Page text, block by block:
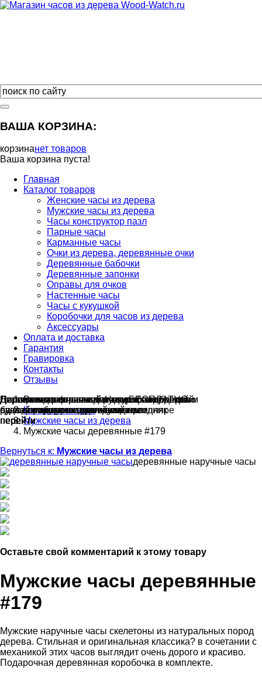
ВАША КОРЗИНА:
корзинанет товаров
Ваша корзина пуста!
Главная
Каталог товаров
Женские часы из дерева
Мужские часы из дерева
Часы конструктор пазл
Парные часы
Карманные часы
Очки из дерева, деревянные очки
Деревянные бабочки
Деревянные запонки
Оправы для очков
Настенные часы
Часы с кукушкой
Коробочки для часов из дерева
Аксессуары
Оплата и доставка
Гарантия
Гравировка
Контакты
Отзывы
Гравировка на часахобычнаяБЕСПЛАТНО
сделай подарок индивидуальным
перейти
Деревянные флешкии ручкис гравировкой
сделаем подарок эксклюзивным
перейти
Настенные резныечасыНатуральное дерево
ручная работа в единичном экземпляре
перейти
Парные часыотличный подарок влюблённым
на годовщину или семейный праздник
перейти
Деревянные оправыдля очковбез диоптрий
будь стильным всегда и везде
перейти
Вы здесь:
Каталог товаров
Мужские часы из дерева
Мужские часы деревянные #179
Вернуться к: Мужские часы из дерева
деревянные наручные часы
Оставьте свой комментарий к этому товару
Мужские часы деревянные
#179
Мужские наручные часы скелетоны из натуральных пород
дерева. Стильная и оригинальная классика? в сочетании с
механикой этих часов выглядит очень дорого и красиво.
Подарочная деревянная коробочка в комплекте.